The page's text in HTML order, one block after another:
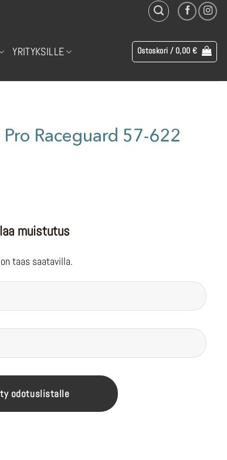
YRITYKSILLE Ostoskori / 0,00 €
Raceguard 57-622
muistutus
taas saatavilla.
odotuslistalle